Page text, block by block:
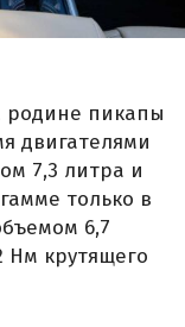
родине пикапы
двигателями
7,3 литра и
только в
6,7
Нм крутящего